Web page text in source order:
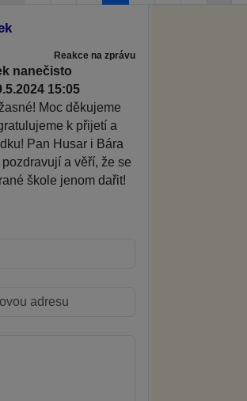
Reakce na zprávu
nanečisto
15:05
Moc děkujeme
k přijetí a
Pan Husar i Bára
a věří, že se
škole jenom dařit!